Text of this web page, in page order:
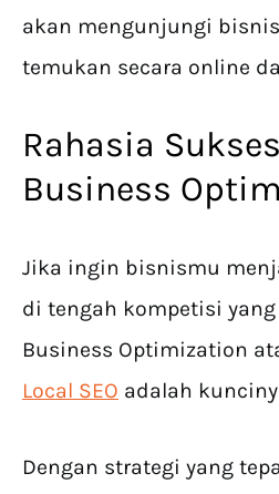
akan mengunjungi
temukan secara online
Rahasia
Business
Jika ingin bisnismu
di tengah kompetisi yang
Business Optimization
Local SEO adalah
Dengan strategi yang